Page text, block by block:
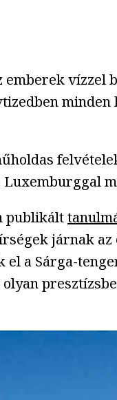
emberek
publikált
járnak
a Sárga-